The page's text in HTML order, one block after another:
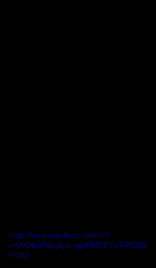
https://www.youtube.com/watch?
v=Q9Q4u3PI8pg&pp=ygUPR0lSTCBVTFRSQSB
PR0dZ